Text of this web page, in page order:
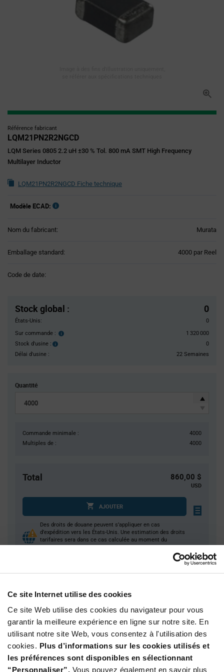
Ce site Internet utilise des cookies
Ce site Web utilise des cookies du navigateur pour vous
garantir la meilleure expérience en ligne sur notre site. En
utilisant notre site Web, vous consentez à l'utilisation des
cookies. Plus d’informations sur les cookies utilisés et
les préférences sont disponibles en sélectionnant
“Personnaliser”. Vous pouvez également en savoir plus
Référence fabricant
LQM21PN2R2NGCD
LQM Series 0805 2.2 uH ±30 % Tol. 800 mA SMT High Frequency
Multilayer Inductor
LQM21PN2R2NGCD Fiche technique
Modèle ECAD:
Nom du fabricant: Murata
Emballage standard: 4000 par Reel
Code de date:
Stock global : 0
États-Unis:
0
Sur commande : Order
inventroy
1 320 000
Stock d'usine :
Stock
0
Délai d'usine :
22 Semaines
Quantité
Commande minimale :
4000
Multiples de :
4000
Total 860,00 $
USD
AJOUTER
Des droits de douane peuvent s’appliquer en cas
d’expédition vers les États-Unis. Une estimation des droits
tarifaires sera dans ce cas calculée au moment du
Product
Information
section
Reel